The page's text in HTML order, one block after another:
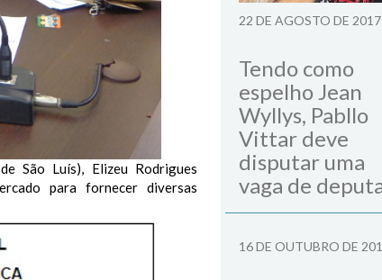
São Luís), Elizeu Rodrigues
para fornecer diversas
22 DE AGOSTO DE 2017
Tendo como
espelho Jean
Wyllys, Pabllo
Vittar deve
disputar uma
vaga de
16 DE OUTUBRO DE